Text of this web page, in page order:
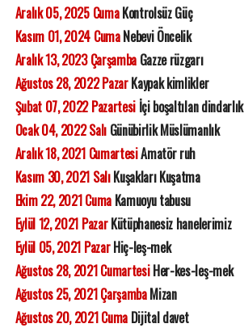
Aralık 05, 2025 CumaKontrolsüz Güç
Kasım 01, 2024 CumaNebevi Öncelik
Aralık 13, 2023 ÇarşambaGazze rüzgarı
Ağustos 28, 2022 PazarKaypak kimlikler
Şubat 07, 2022 Pazartesiİçi boşaltılan dindarlık
Ocak 04, 2022 SalıGünübirlik Müslümanlık
Aralık 18, 2021 CumartesiAmatör ruh
Kasım 30, 2021 SalıKuşakları Kuşatma
Ekim 22, 2021 CumaKamuoyu tabusu
Eylül 12, 2021 PazarKütüphanesiz hanelerimiz
Eylül 05, 2021 PazarHiç-leş-mek
Ağustos 28, 2021 CumartesiHer-kes-leş-mek
Ağustos 25, 2021 ÇarşambaMizan
Ağustos 20, 2021 CumaDijital davet